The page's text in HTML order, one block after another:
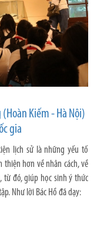
(Hoàn Kiếm - Hà Nội)
gia
lịch sử là những yếu tố
hơn về nhân cách, về
từ đó, giúp học sinh ý thức
Như lời Bác Hồ đã dạy: